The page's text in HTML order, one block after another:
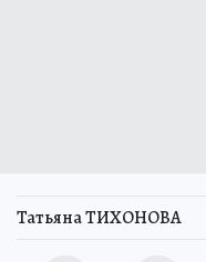
Татьяна ТИХОНОВА